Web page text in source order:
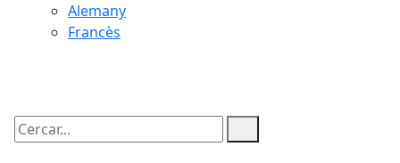
Alemany
Francès
Cercar: